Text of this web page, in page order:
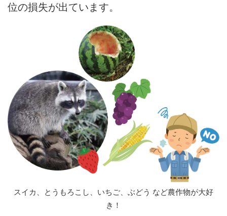
位の損失が出ています。
スイカ、とうもろこし、いちご、ぶどう など農作物が大好
き！